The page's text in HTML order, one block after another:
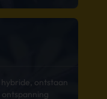
ontstaan